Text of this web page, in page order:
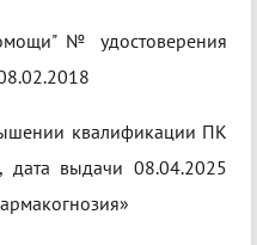
№ удостоверения
квалификации ПК
выдачи 08.04.2025